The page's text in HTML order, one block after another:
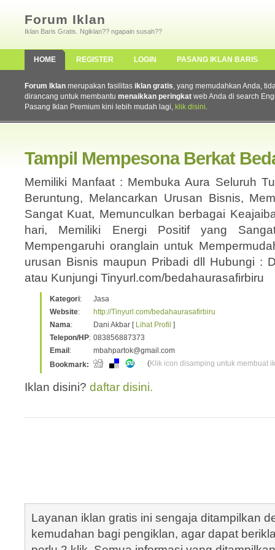
Forum Iklan
Iklan Baris Gratis. Ngiklan?? ngapain susah??
HOME REGISTER LOGIN PASANG IKLAN BARIS
Forum Iklan merupakan fasilitas iklan gratis, yang memudahkan Anda,
dirancang untuk membantu menaikkan peringkat web Anda di search
Pasang Iklan Premium kini lebih mudah lagi, klik disini.
Tampil Mempesona Berkat
Memiliki Manfaat : Membuka Aura Seluruh
Beruntung, Melancarkan Urusan Bisnis,
Sangat Kuat, Memunculkan berbagai
hari, Memiliki Energi Positif yang
Mempengaruhi oranglain untuk
urusan Bisnis maupun Pribadi dll Hubungi :
atau Kunjungi Tinyurl.com/bedahaurasafirbiru
Kategori:
Jasa
Website:
http://Tinyurl.com/bedahaurasafirbiru
Nama: Dani Akbar [ Lihat Profil ]
Telepon/HP: 083856887373
Email :
mbahpartok@gmail.com
Bookmark:
(Klik icon disamping untuk membuat
Iklan disini? daftar disini.
Layanan iklan gratis ini sengaja ditampilkan
kemudahan bagi pengiklan, agar dapat